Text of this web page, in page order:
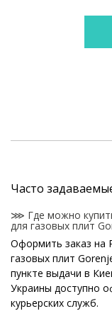
Часто
⋙ Где можно
для газовых плит
Оформить заказ на
газовых плит
пункте выдачи в
Украины доступно
курьерских служб.